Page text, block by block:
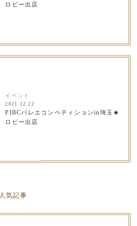
ロビー出店
イベント
2021.12.22
PIBCバレエコンペティションin埼玉★
ロビー出店
人気記事